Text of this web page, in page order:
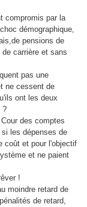
compromis par la
démographique,
pensions de
carrière et sans
pas une
ne cessent de
ont les deux
?
des comptes
les dépenses de
coût et pour l'objectif
et ne paient
!
moindre retard de
de retard,